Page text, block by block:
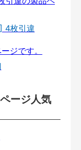
4枚引違
ージ人気